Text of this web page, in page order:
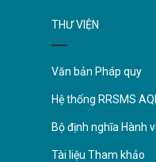
THƯ VIỆN
Văn bản Pháp quy
Hệ thống RRSMS
Bộ định nghĩa Hành vi
Tài liệu Tham khảo